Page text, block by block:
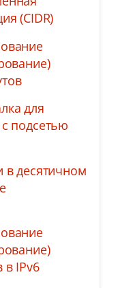
(CIDR)
для
подсетью
в десятичном
в IPv6